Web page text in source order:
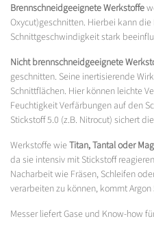
Brennschneidgeeignete Werkstoffe
Oxycut)geschnitten. Hierbei kann
Schnittgeschwindigkeit stark
Nicht brennschneidgeeignete
geschnitten. Seine inertisierende
Schnittflächen. Hier können leichte
Feuchtigkeit Verfärbungen auf den
Stickstoff 5.0 (z.B. Nitrocut) sichert
Werkstoffe wieTitan, Tantal oder
da sie intensiv mit Stickstoff
Nacharbeit wie Fräsen, Schleifen
verarbeiten zu können, kommt Argon
Messer liefert Gase und Know-how